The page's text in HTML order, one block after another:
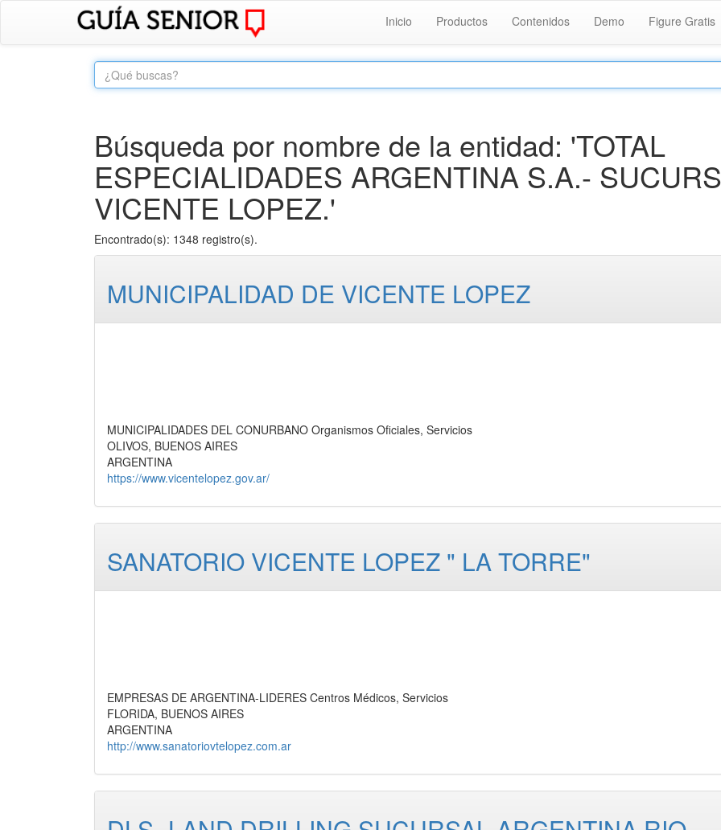
Inicio Productos Contenidos Demo Figure Gratis
Búsqueda por nombre de la entidad: 'TOTAL
ESPECIALIDADES ARGENTINA S.A.-
VICENTE LOPEZ.'
Encontrado(s): 1348 registro(s).
MUNICIPALIDAD DE VICENTE LOPEZ
MUNICIPALIDADES DEL CONURBANO Organismos Oficiales, Servicios
OLIVOS, BUENOS AIRES
ARGENTINA
https://www.vicentelopez.gov.ar/
SANATORIO VICENTE LOPEZ " LA TORRE"
EMPRESAS DE ARGENTINA-LIDERES Centros Médicos, Servicios
FLORIDA, BUENOS AIRES
ARGENTINA
http://www.sanatoriovtelopez.com.ar